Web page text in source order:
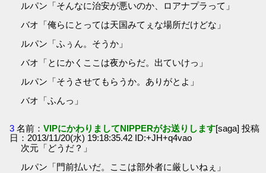
ルパン「そんなに治安が悪いのか、ロアナプラって」
バオ「俺らにとっては天国みてぇな場所だけどな」
ルパン「ふぅん。そうか」
バオ「とにかくここは夜からだ。出ていけっ」
ルパン「そうさせてもらうか。ありがとよ」
バオ「ふんっ」
3 名前：VIPにかわりましてNIPPERがお送りします[saga] 投稿
日：2013/11/20(水) 19:18:35.42 ID:+JH+q4vao
次元「どうだ？」
ルパン「門前払いだ。ここは部外者に厳しいねぇ」